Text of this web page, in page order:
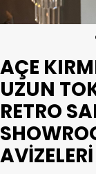
AÇE
UZUN
RETRO
AVIZELERI